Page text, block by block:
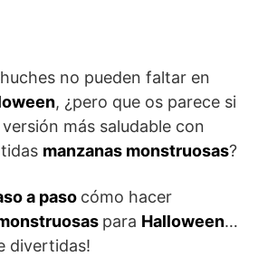
no pueden faltar en
, ¿pero que os parece si
más saludable con
manzanas monstruosas?
a paso cómo hacer
para Halloween…
divertidas!